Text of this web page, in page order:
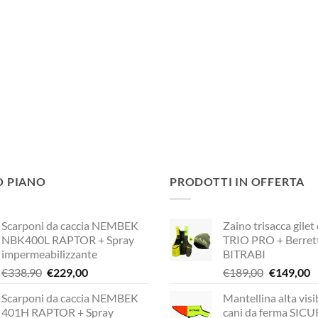
PIANO
Scarponi da caccia NEMBEK
NBK400L RAPTOR + Spray
impermeabilizzante
€338,90 Il
originale
€229,00Il
attuale
Scarponi da caccia NEMBEK
401H RAPTOR + Spray
PRODOTTI IN OFFERTA
Zaino trisacca gilet
TRIO PRO +
BITRABI
€189,00 Il
originale
€149,00Il
Mantellina alta
cani da ferma